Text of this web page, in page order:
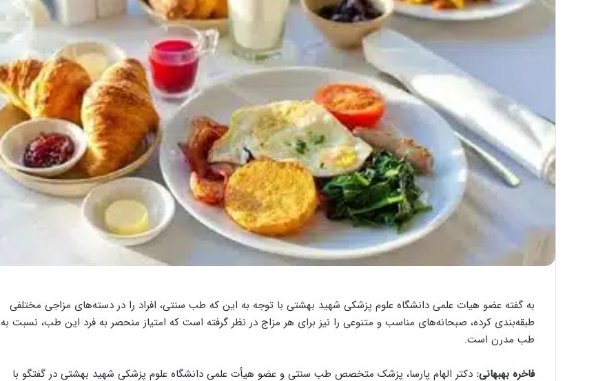
به گفته عضو هیات علمی دانشگاه علوم پزشکی شهید بهشتی با توجه به این‌ که طب سنتی، افراد را در دسته‌های مزاجی مختلفی
طبقه‌بندی کرده، صبحانه‌های مناسب و متنوعی را نیز برای هر مزاج در نظر گرفته است که امتیاز منحصر به‌ فرد این طب، نسبت به
طب مدرن است.
فاخره بهبهانی: دکتر الهام پارسا، پزشک متخصص طب سنتی و عضو هیأت علمی دانشگاه علوم پزشکی شهید بهشتی در گفتگو با